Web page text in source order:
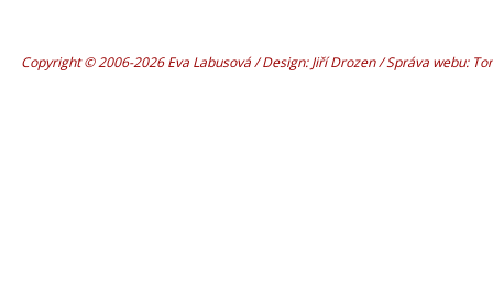
Copyright © 2006-2026 Eva Labusová / Design: Jiří Drozen / Správa webu: